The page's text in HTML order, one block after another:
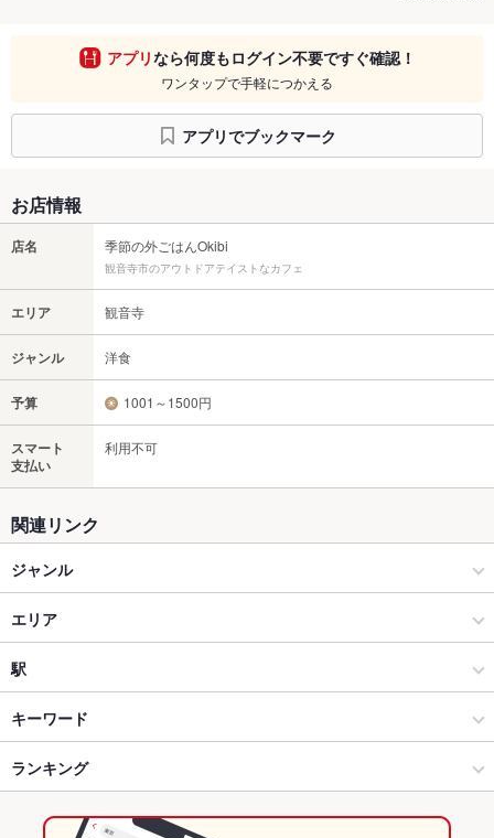
アプリなら何度もログイン不要ですぐ確認！
ワンタップで手軽につかえる
アプリでブックマーク
お店情報
店名 季節の外ごはんOkibi
観音寺市のアウトドアテイストなカフェ
エリア 観音寺
ジャンル 洋食
予算 1001～1500円
スマート
支払い
利用不可
関連リンク
ジャンル
洋食
ステーキ・ハンバーグ
坂出・香川県その他 × 洋食
坂出・香川県その他 × ステーキ・ハンバーグ
観音寺駅 × 洋食
エリア
観音寺
観音寺 × 洋食
観音寺 × ステーキ・ハンバーグ
駅
観音寺駅
キーワード
パフェ デザート
ランキング
香川のグルメランキング